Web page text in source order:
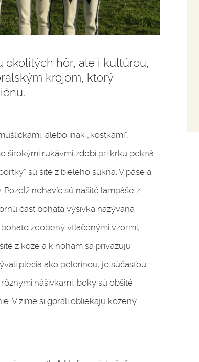
okolitých hôr, ale i kultúrou,
krojom, ktorý
alebo inak „kostkami“,
širokými rukávmi zdobí pri krku pekná
sú šité z bieleho súkna. V páse a
nohavíc sú našité lampáše z
časť bohatá výšivka nazývaná
zdobený vtlačenými vzormi,
z kože a k nohám sa priväzujú
plecia ako pelerínou, je súčasťou
nášivkami, boky sú obšité
V zime si gorali obliekajú kožený